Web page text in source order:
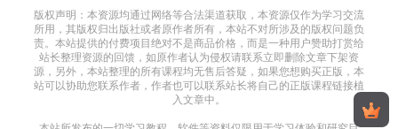
版权声明：本资源均通过网络等合法渠道获取，本资源仅作为学习交流
所用，其版权归出版社或者原作者所有，本站不对所涉及的版权问题负
责。本站提供的付费项目绝对不是商品价格，而是一种用户赞助打赏给
站长整理资源的回馈，如原作者认为侵权请联系立即删除文章下架资
源，另外，本站整理的所有课程均无售后答疑，如果您想购买正版，本
站可以协助您联系作者，作者也可以联系站长将自己的正版课程链接植
入文章中。